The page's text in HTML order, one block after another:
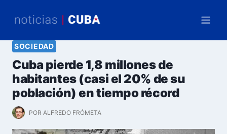
SOCIEDAD
Cuba pierde 1,8 millones de
habitantes (casi el 20% de su
población) en tiempo récord
POR ALFREDO FRÓMETA